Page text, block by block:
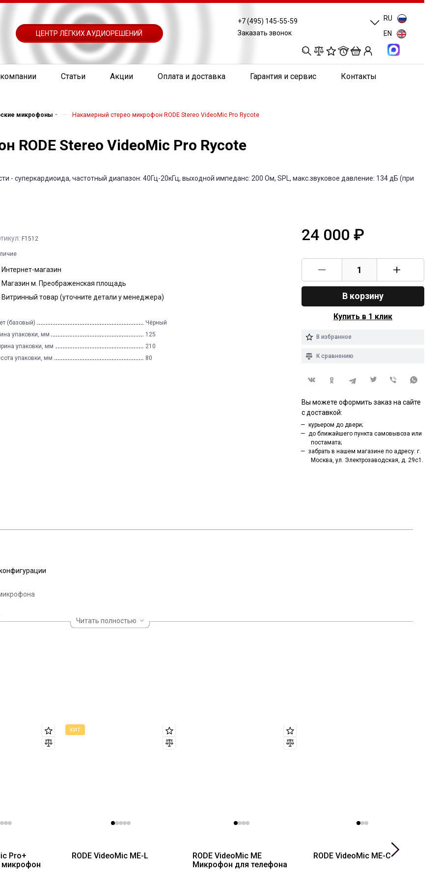
ЦЕНТР ЛЁГКИХ АУДИОРЕШЕНИЙ
+7 (495) 145-55-59
Заказать звонок
0
RU
EN
Статьи Акции Оплата и доставка Гарантия и сервис Контакты
микрофоны — Накамерный стерео микрофон RODE Stereo VideoMic Pro Rycote
RODE Stereo VideoMic Pro Rycote
- суперкардиоида, частотный диапазон: 40Гц-20кГц, выходной импеданс: 200 Ом, SPL, макс.звуковое давление: 134 дБ (при
F1512
Интернет-магазин
Магазин м. Преображенская площадь
Витринный товар (уточните детали у менеджера)
(базовый)
Чёрный
упаковки, мм
125
упаковки, мм
210
упаковки, мм
80
24 000 ₽
В корзину
Купить в 1 клик
В избранное
К сравнению
Вы можете оформить заказ на сайте
с доставкой:
курьером до двери;
до ближайшего пункта самовывоза или
постамата;
забрать в нашем магазине по адресу: г.
Москва, ул. Электрозаводская, д. 29с1.
удочки
Читать полностью
Pro+
RODE VideoMic ME-L
RODE VideoMic ME
Микрофон для телефона
RODE VideoMic ME-C